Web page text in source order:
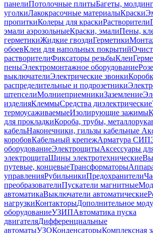
панелиПотолочные плитыБагеты,
уголкиЛакокрасочные материалыКраски
пропиткиКолеры для краскиРастворители
эмали аэрозольныеКраски, эмалиПены,
герметикиЖидкие гвоздиГерметики
обоевКлеи для напольных покрытий
растворителиФиксаторы резьбыКлеи
пеныЭлектромонтажное оборудование
выключателиЭлектрические звонки
распределительные и подрозетники
штепселиМолниеприемникиЗаземление
изделияКлеммыСредства диэлектрические
термоусаживаемыеИзолирующие зажимы
для прокладкиКороба, трубы,
кабельНаконечники, гильзы кабельные
коробовКабельный крепежАрматура СИП
оборудованиеЭлектрощитыАксессуары
электрощитаШины электротехнические
путевые, концевыеТрансформаторы
управленияРубильникиПредохранители
преобразователиПускатели магнитные
автоматикаВыключатели автоматические
нагрузкиКонтакторыДополнительное
оборудованиеУЗИПАвтоматика пуска
двигателяДифференциальные
автоматыУЗОКонденсаторыКомплексная